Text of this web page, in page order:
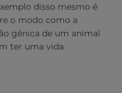
disso mesmo é
o modo como a
génica de um animal
ter uma vida